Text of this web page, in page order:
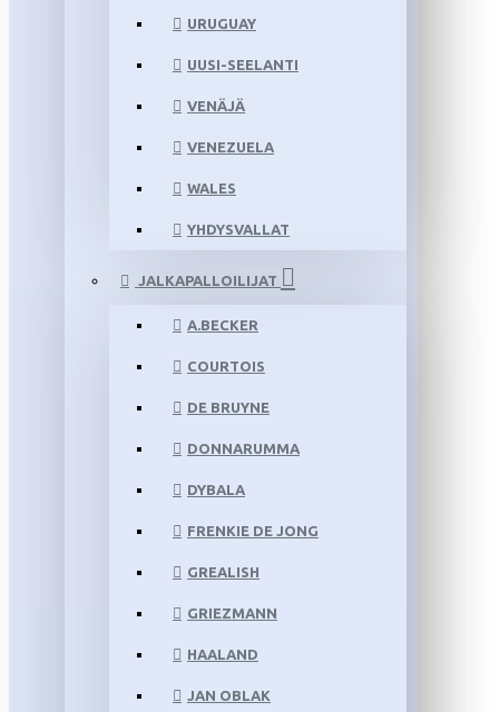
URUGUAY
UUSI-SEELANTI
VENÄJÄ
VENEZUELA
WALES
YHDYSVALLAT
JALKAPALLOILIJAT
A.BECKER
COURTOIS
DE BRUYNE
DONNARUMMA
DYBALA
FRENKIE DE JONG
GREALISH
GRIEZMANN
HAALAND
JAN OBLAK